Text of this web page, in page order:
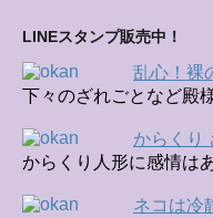
LINEスタンプ販売中！
乱心！裸
下々のざれごとなど殿
からくり
からくり人形に感情は
ネコは冷